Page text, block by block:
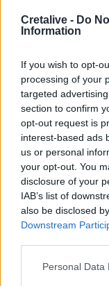
Cretalive - Do
Information
If you wish to opt-
processing of your
targeted
section to confirm
opt-out request is
interest-based ads
us or personal
your opt-out. You
disclosure of your
IAB’s list of
also be disclosed
Downstream
Personal Data
δεν είναι
Μεγάλη φωτιά
17:20
Πλαστική
διαχείριση των
17:14
Πρόλαβαν τη
17:12
Ο Νετανιάχου